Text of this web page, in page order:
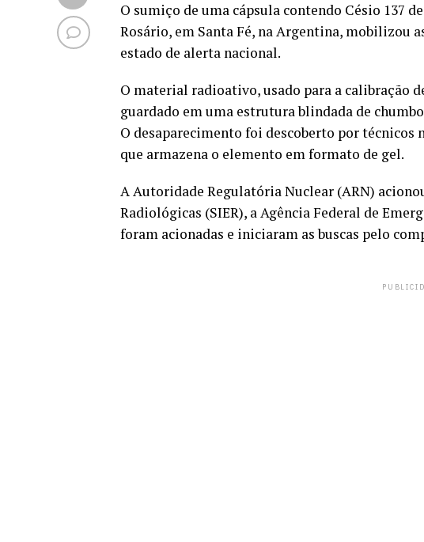
O sumiço de uma cápsula contendo Césio 137
Rosário, em Santa Fé, na Argentina, mobilizou
estado de alerta nacional.
O material radioativo, usado para a calibração
guardado em uma estrutura blindada de
O desaparecimento foi descoberto por técnicos
que armazena o elemento em formato de gel.
A Autoridade Regulatória Nuclear (ARN)
Radiológicas (SIER), a Agência Federal de
foram acionadas e iniciaram as buscas pelo